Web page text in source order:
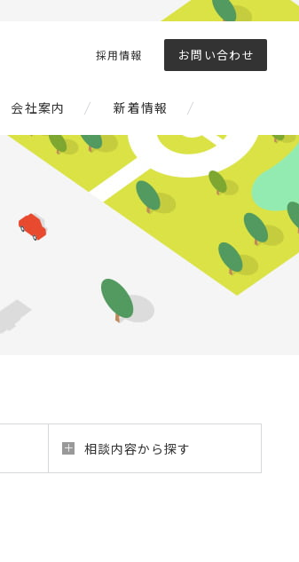
会社案内 新着情報
お問い合わせ
採用情報
相談内容から探す